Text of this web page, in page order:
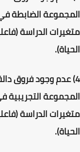
المجموعة الضابطة
متغيرات الدراسة
الحياة).
4) عدم وجود فروق
المجموعة التجريبية
متغيرات الدراسة
الحياة).